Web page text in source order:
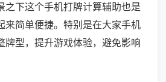
之下这个手机打牌计算辅助也是
来简单便捷。特别是在大家手机
牌型，提升游戏体验，避免影响